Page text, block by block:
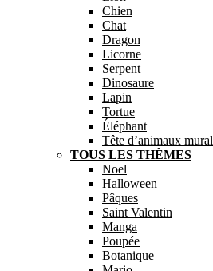
Chien
Chat
Dragon
Licorne
Serpent
Dinosaure
Lapin
Tortue
Éléphant
Tête d’animaux mural
TOUS LES THÈMES
Noel
Halloween
Pâques
Saint Valentin
Manga
Poupée
Botanique